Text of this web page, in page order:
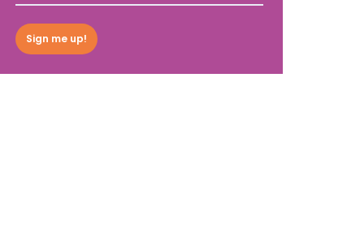
Sign me up!